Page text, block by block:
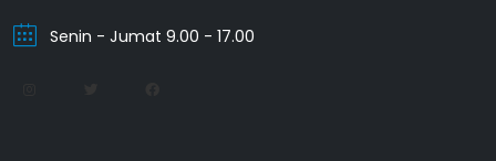
Senin - Jumat 9.00 - 17.00